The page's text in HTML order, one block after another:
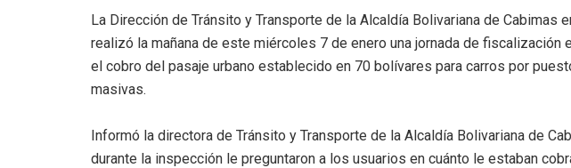
La Dirección de Tránsito y Transporte de la Alcaldía Bolivariana de Cabimas
realizó la mañana de este miércoles 7 de enero una jornada de fiscalización
el cobro del pasaje urbano establecido en 70 bolívares para carros por
masivas.
Informó la directora de Tránsito y Transporte de la Alcaldía Bolivariana de
durante la inspección le preguntaron a los usuarios en cuánto le estaban